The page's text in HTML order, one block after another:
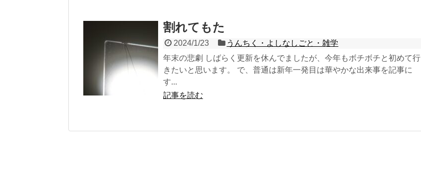
割れてもた
2024/1/23
うんちく・よしなしごと・雑学
年末の悲劇 しばらく更新を休んでましたが、今年もボチボチと初めて行
きたいと思います。 で、普通は新年一発目は華やかな出来事を記事に
す...
記事を読む